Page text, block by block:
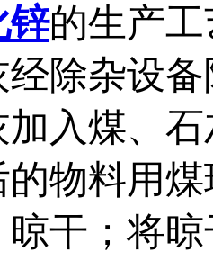
锌的生产
除杂设
入煤、
物料用
干；将